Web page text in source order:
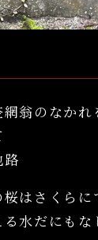
翁のなかれ
路
はさくらに
る水だにもな